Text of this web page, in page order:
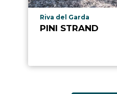
aria.poi_location_prefix
Riva del Garda
PINI STRAND